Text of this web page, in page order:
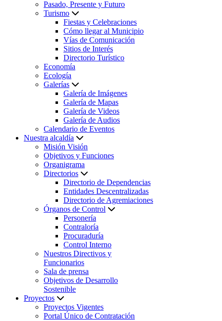
Pasado, Presente y Futuro
Turismo
Fiestas y Celebraciones
Cómo llegar al Municipio
Vías de Comunicación
Sitios de Interés
Directorio Turístico
Economía
Ecología
Galerías
Galería de Imágenes
Galería de Mapas
Galería de Videos
Galería de Audios
Calendario de Eventos
Nuestra alcaldía
Misión Visión
Objetivos y Funciones
Organigrama
Directorios
Directorio de Dependencias
Entidades Descentralizadas
Directorio de Agremiaciones
Órganos de Control
Personería
Contraloría
Procuraduría
Control Interno
Nuestros Directivos y
Funcionarios
Sala de prensa
Objetivos de Desarrollo
Sostenible
Proyectos
Proyectos Vigentes
Portal Único de Contratación